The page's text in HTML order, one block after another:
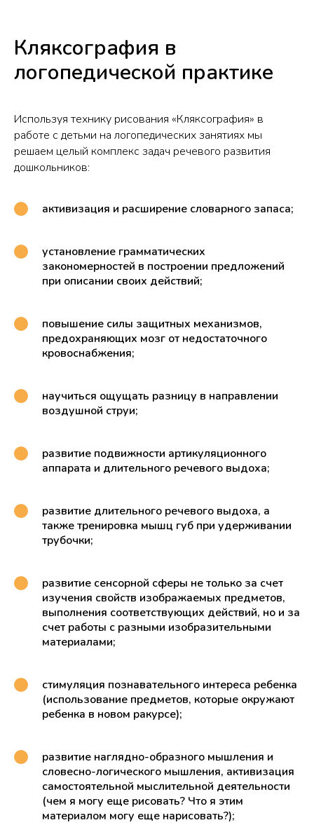
Кляксография в
логопедической практике
Используя технику рисования «Кляксография» в
работе с детьми на логопедических занятиях мы
решаем целый комплекс задач речевого развития
дошкольников:
активизация и расширение словарного запаса;
установление грамматических
закономерностей в построении предложений
при описании своих действий;
повышение силы защитных механизмов,
предохраняющих мозг от недостаточного
кровоснабжения;
научиться ощущать разницу в направлении
воздушной струи;
развитие подвижности артикуляционного
аппарата и длительного речевого выдоха;
развитие длительного речевого выдоха, а
также тренировка мышц губ при удерживании
трубочки;
развитие сенсорной сферы не только за счет
изучения свойств изображаемых предметов,
выполнения соответствующих действий, но и за
счет работы с разными изобразительными
материалами;
стимуляция познавательного интереса ребенка
(использование предметов, которые окружают
ребенка в новом ракурсе);
развитие наглядно-образного мышления и
словесно-логического мышления, активизация
самостоятельной мыслительной деятельности
(чем я могу еще рисовать? Что я этим
материалом могу еще нарисовать?);